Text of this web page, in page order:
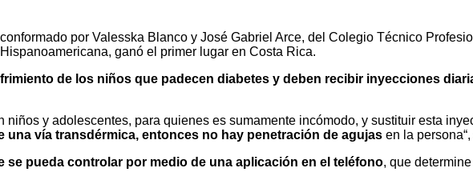
por Valesska Blanco y José Gabriel Arce, del Colegio Técnico
ganó el primer lugar en Costa Rica.
de los niños que padecen diabetes y deben recibir inyecciones
y adolescentes, para quienes es sumamente incómodo, y sustituir esta
vía transdérmica, entonces no hay penetración de agujas en la
se pueda controlar por medio de una aplicación en el teléfono, que